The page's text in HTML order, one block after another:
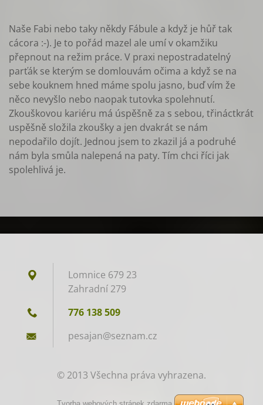
Naše Fabi nebo taky někdy Fábule a když je hůř tak
cácora :-). Je to pořád mazel ale umí v okamžiku
přepnout na režim práce. V praxi nepostradatelný
parťák se kterým se domlouvám očima a když se na
sebe kouknem hned máme spolu jasno, buď vím že
něco nevyšlo nebo naopak tutovka spolehnutí.
Zkouškovou kariéru má úspěšně za s sebou, třináctkrát
uspěšně složila zkoušky a jen dvakrát se nám
nepodařilo dojít. Jednou jsem to zkazil já a podruhé
nám byla smůla nalepená na paty. Tím chci říci jak
spolehlivá je.
Lomnice 679 23
Zahradní 279
776 138 509
pesajan@seznam.cz
© 2013 Všechna práva vyhrazena.